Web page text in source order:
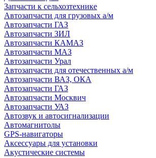
Запчасти к сельхозтехнике
Автозапчасти для грузовых а/м
Автозапчасти ГАЗ
Автозапчасти ЗИЛ
Автозапчасти КАМАЗ
Автозапчасти МАЗ
Автозапчасти Урал
Автозапчасти для отечественных а/м
Автозапчасти ВАЗ, ОКА
Автозапчасти ГАЗ
Автозапчасти Москвич
Автозапчасти УАЗ
Автозвук и автосигнализации
Автомагнитолы
GPS-навигаторы
Аксессуары для установки
Акустические системы